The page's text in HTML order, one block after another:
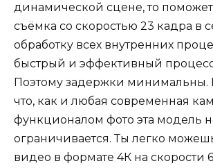
динамической сцене, то
съёмка со скоростью 23 кадра в
обработку всех внутренних
быстрый и эффективный
Поэтому задержки минимальны.
что, как и любая современная
функционалом фото эта модель
ограничивается. Ты легко
видео в формате 4К на скорости